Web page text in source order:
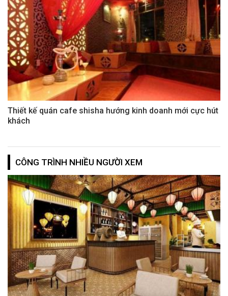
Thiết kế quán cafe shisha hướng kinh doanh mới cực hút
khách
CÔNG TRÌNH NHIỀU NGƯỜI XEM